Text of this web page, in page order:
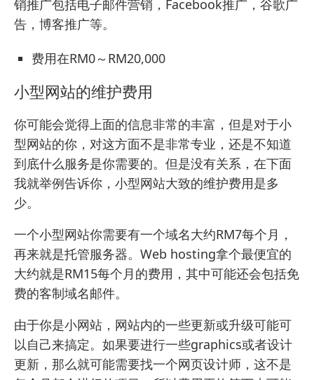
销推广包括电子邮件营销，Facebook推广，谷歌广
告，博客推广等。
费用在RM0～RM20,000
小型网站的维护费用
你可能会觉得上面的信息非常的丰富，但是对于小
型网站的你，对这方面不是非常专业，还是不知道
到底什么服务是你需要的。但是没有关系，在下面
我就举例告诉你，小型网站大致的维护费用是多
少。
一个小型网站你需要有一个域名大约RM7每个月，
再来就是托管服务器。Web hosting拿个最便宜的
大约就是RM15每个月的费用，其中可能还会包括免
费的客制域名邮件。
由于你是小网站，网站内的一些更新或升级可能可
以自己来搞定。如果要进行一些graphics或者设计
更新，那么就可能需要找一个网页设计师，这不是